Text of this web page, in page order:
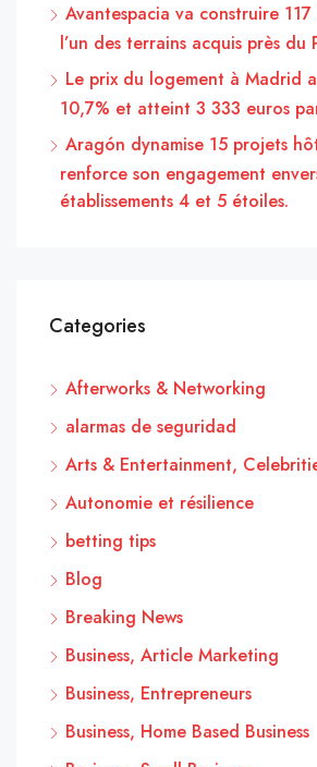
Avantespacia va construire
l’un des terrains acquis près du
Le prix du logement à Madrid
10,7% et atteint 3 333 euros
Aragón dynamise 15 projets
renforce son engagement
établissements 4 et 5 étoiles.
Categories
Afterworks & Networking
alarmas de seguridad
Arts & Entertainment,
Autonomie et résilience
betting tips
Blog
Breaking News
Business, Article Marketing
Business, Entrepreneurs
Business, Home Based Business